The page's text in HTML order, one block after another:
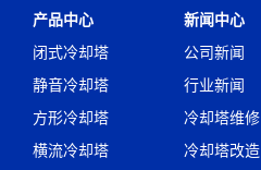
产品中心
闭式冷却塔
静音冷却塔
方形冷却塔
横流冷却塔
新闻中心
公司新闻
行业新闻
冷却塔维修
冷却塔改造